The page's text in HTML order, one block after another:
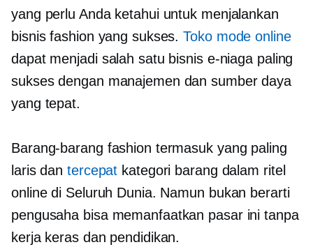
yang perlu Anda ketahui untuk menjalankan
bisnis fashion yang sukses.Toko mode online
dapat menjadi salah satu bisnis e-niaga paling
sukses dengan manajemen dan sumber daya
yang tepat.
Barang-barang fashion termasuk yang paling
laris dantercepat kategori barang dalam ritel
online di Seluruh Dunia. Namun bukan berarti
pengusaha bisa memanfaatkan pasar ini tanpa
kerja keras dan pendidikan.